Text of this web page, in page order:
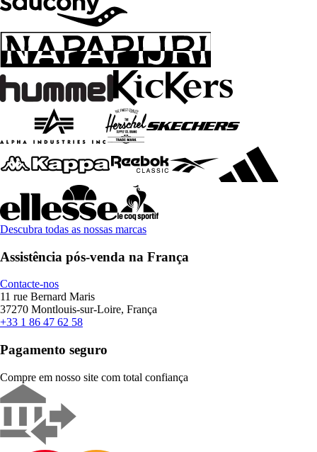
Descubra todas as nossas marcas
Assistência pós-venda na França
Contacte-nos
11 rue Bernard Maris
37270 Montlouis-sur-Loire, França
+33 1 86 47 62 58
Pagamento seguro
Compre em nosso site com total confiança